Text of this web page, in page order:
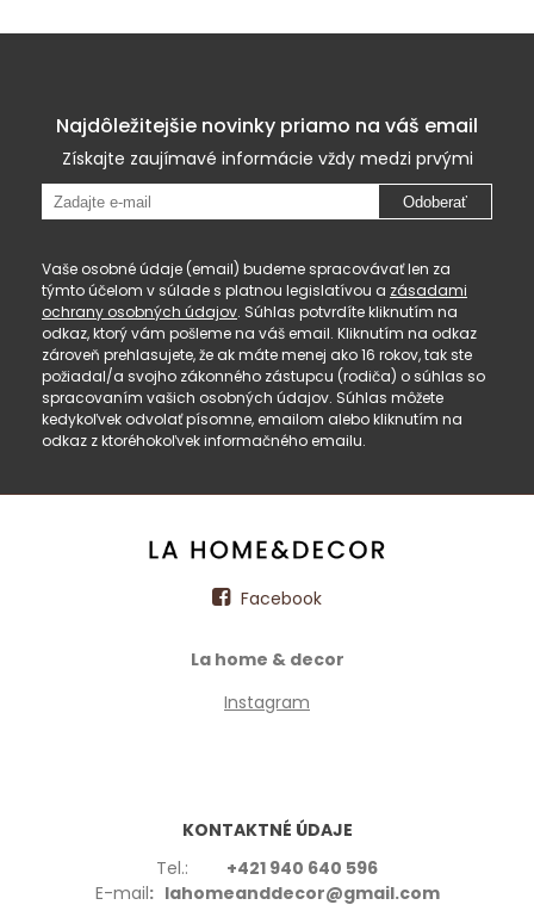
Najdôležitejšie novinky priamo na váš email
Získajte zaujímavé informácie vždy medzi prvými
Odoberať
Vaše osobné údaje (email) budeme spracovávať len za
týmto účelom v súlade s platnou legislatívou a zásadami
ochrany osobných údajov. Súhlas potvrdíte kliknutím na
odkaz, ktorý vám pošleme na váš email. Kliknutím na odkaz
zároveň prehlasujete, že ak máte menej ako 16 rokov, tak ste
požiadal/a svojho zákonného zástupcu (rodiča) o súhlas so
spracovaním vašich osobných údajov. Súhlas môžete
kedykoľvek odvolať písomne, emailom alebo kliknutím na
odkaz z ktoréhokoľvek informačného emailu.
Facebook
La home & decor
Instagram
KONTAKTNÉ ÚDAJE
Tel.: +421 940 640 596
E-mail: lahomeanddecor@gmail.com